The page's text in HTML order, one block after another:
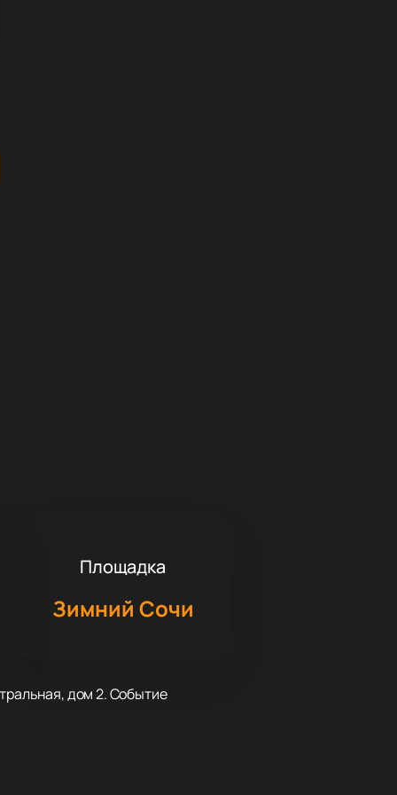
Площадка
Зимний Сочи
дом 2. Событие
резиденты известных